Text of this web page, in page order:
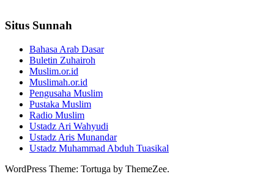
Situs Sunnah
Bahasa Arab Dasar
Buletin Zuhairoh
Muslim.or.id
Muslimah.or.id
Pengusaha Muslim
Pustaka Muslim
Radio Muslim
Ustadz Ari Wahyudi
Ustadz Aris Munandar
Ustadz Muhammad Abduh Tuasikal
WordPress Theme: Tortuga by ThemeZee.